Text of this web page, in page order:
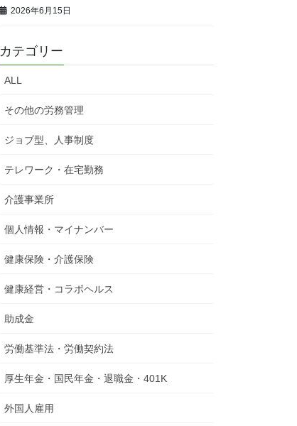
2026年6月15日
カテゴリー
ALL
その他の労務管理
ジョブ型、人事制度
テレワーク・在宅勤務
介護事業所
個人情報・マイナンバー
健康保険・介護保険
健康経営・コラボヘルス
助成金
労働基準法・労働契約法
厚生年金・国民年金・退職金・401K
外国人雇用